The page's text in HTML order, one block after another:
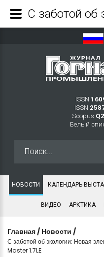
ISSN
ISSN
Scopus Q2
Белый
НОВОСТИ КАЛЕНДАРЬ
ВИДЕО АРКТИКА
Главная / Новости /
С заботой об экологии: Новая
Master 1.7LE